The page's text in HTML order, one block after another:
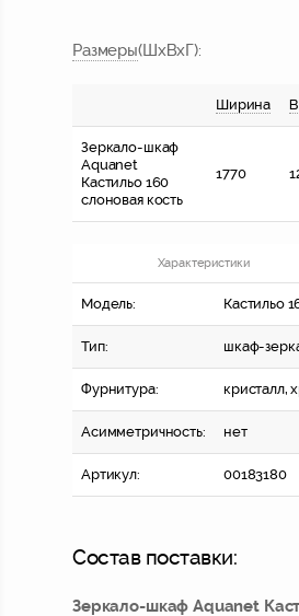
Размеры(ШхВхГ):
Ширина
Зеркало-шкаф
Aquanet
Кастильо 160
слоновая кость
1770
Характеристики
Модель: Кастильо
Тип: шкаф-
Фурнитура: кристалл,
Асимметричность: нет
Артикул: 00183180
Состав поставки:
Зеркало-шкаф Aquanet